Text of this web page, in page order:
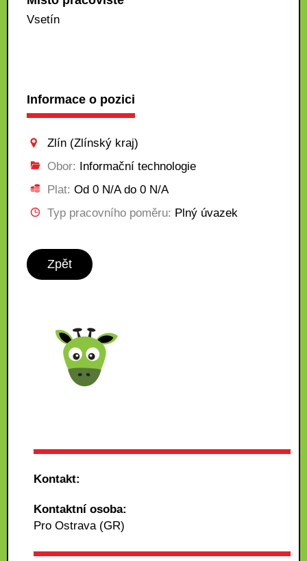
Vsetín
Informace o pozici
Zlín (Zlínský kraj)
Obor: Informační technologie
Plat: Od 0 N/A do 0 N/A
Typ pracovního poměru: Plný úvazek
Zpět
Kontakt:
Kontaktní osoba:
Pro Ostrava (GR)